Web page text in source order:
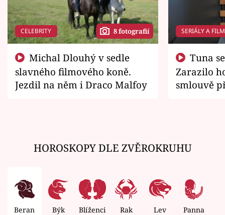
CELEBRITY 8 fotografií
slavného filmového koně.
Jezdil na něm i Draco Malfoy
SERIÁLY A
Zarazilo
smlouvě
HOROSKOPY DLE ZVĚROKRUHU
Beran Býk Blíženci Rak Lev Panna